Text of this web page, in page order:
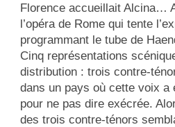
Florence accueillait Alcina…
l’opéra de Rome qui tente
programmant le tube de
Cinq représentations
distribution : trois contre-
dans un pays où cette voix a
pour ne pas dire exécrée.
des trois contre-ténors